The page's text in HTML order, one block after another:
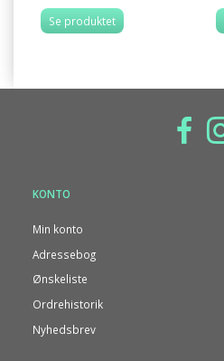
Se produktet
KONTO
Min konto
Adressebog
Ønskeliste
Ordrehistorik
Nyhedsbrev